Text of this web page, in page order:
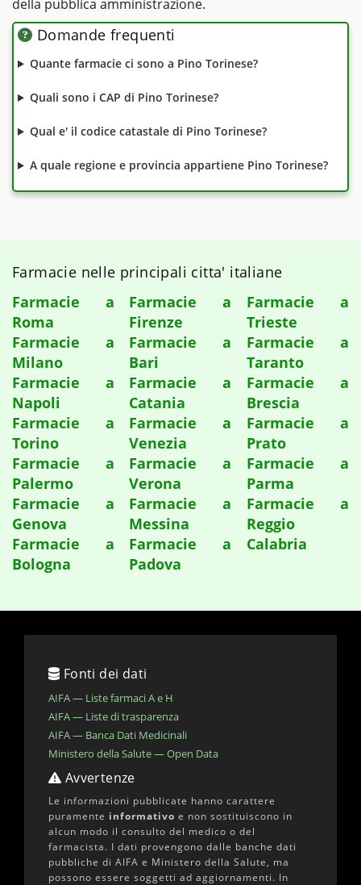
della pubblica amministrazione.
Domande frequenti
Quante farmacie ci sono a Pino Torinese?
Quali sono i CAP di Pino Torinese?
Qual e' il codice catastale di Pino Torinese?
A quale regione e provincia appartiene Pino Torinese?
Farmacie nelle principali citta' italiane
Farmacie a
Roma
Farmacie a
Milano
Farmacie a
Napoli
Farmacie a
Torino
Farmacie a
Palermo
Farmacie a
Genova
Farmacie a
Bologna
Farmacie a
Firenze
Farmacie a
Bari
Farmacie a
Catania
Farmacie a
Venezia
Farmacie a
Verona
Farmacie a
Messina
Farmacie a
Padova
Farmacie a
Trieste
Farmacie a
Taranto
Farmacie a
Brescia
Farmacie a
Prato
Farmacie a
Parma
Farmacie a
Reggio
Calabria
Fonti dei dati
AIFA — Liste farmaci A e H
AIFA — Liste di trasparenza
AIFA — Banca Dati Medicinali
Ministero della Salute — Open Data
Avvertenze
Le informazioni pubblicate hanno carattere
puramente informativo e non sostituiscono in
alcun modo il consulto del medico o del
farmacista. I dati provengono dalle banche dati
pubbliche di AIFA e Ministero della Salute, ma
possono essere soggetti ad aggiornamenti. In